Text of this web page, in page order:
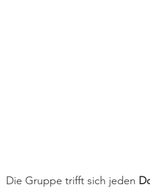
Die Gruppe trifft sich jeden